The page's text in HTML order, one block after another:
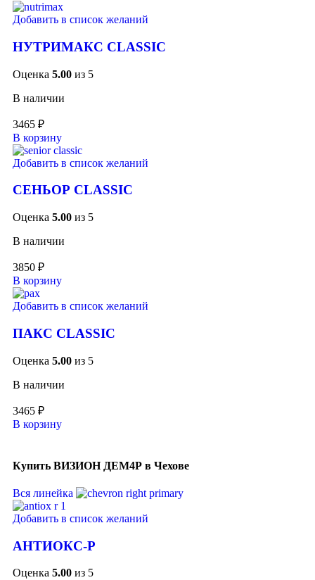
Добавить в список желаний
НУТРИМАКС CLASSIC
Оценка 5.00 из 5
В наличии
3465 ₽
В корзину
Добавить в список желаний
СЕНЬОР CLASSIC
Оценка 5.00 из 5
В наличии
3850 ₽
В корзину
Добавить в список желаний
ПАКС CLASSIC
Оценка 5.00 из 5
В наличии
3465 ₽
В корзину
Купить ВИЗИОН ДЕМ4Р в Чехове
Вся линейка
Добавить в список желаний
АНТИОКС-Р
Оценка 5.00 из 5